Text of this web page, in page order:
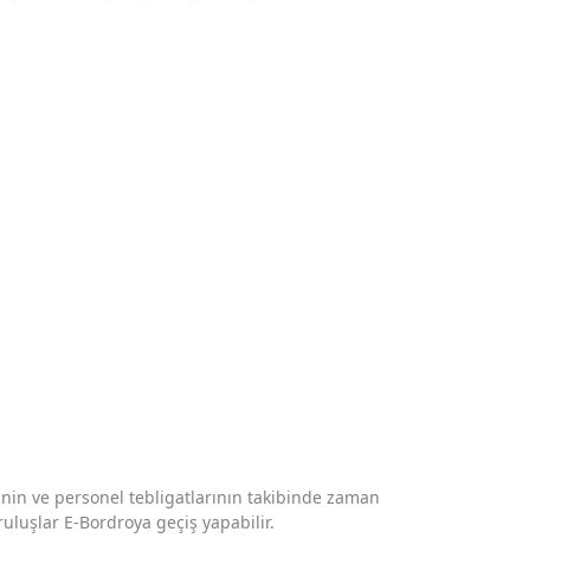
ve personel tebligatlarının takibinde zaman
E-Bordroya geçiş yapabilir.